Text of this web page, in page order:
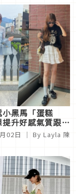
黑馬「蛋糕
升好感氣質跟著
這樣搭！
02日
｜ By Layla 陳